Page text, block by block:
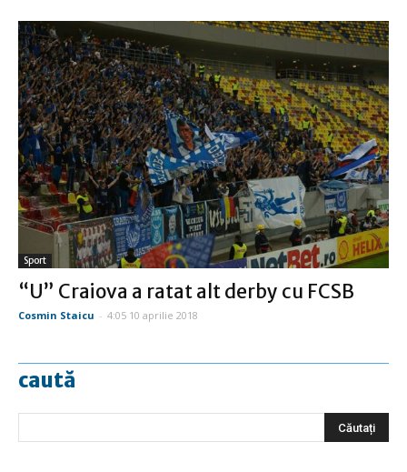
Sport
“U” Craiova a ratat alt derby cu FCSB
Cosmin Staicu - 4:05 10 aprilie 2018
caută